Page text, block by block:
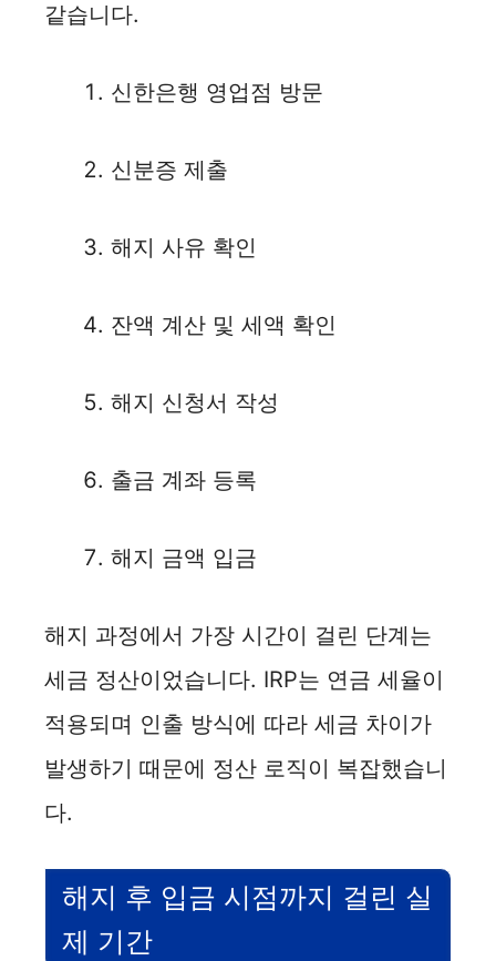
같습니다.
신한은행 영업점 방문
신분증 제출
해지 사유 확인
잔액 계산 및 세액 확인
해지 신청서 작성
출금 계좌 등록
해지 금액 입금
해지 과정에서 가장 시간이 걸린 단계는
세금 정산이었습니다. IRP는 연금 세율이
적용되며 인출 방식에 따라 세금 차이가
발생하기 때문에 정산 로직이 복잡했습니
다.
해지 후 입금 시점까지 걸린 실
제 기간